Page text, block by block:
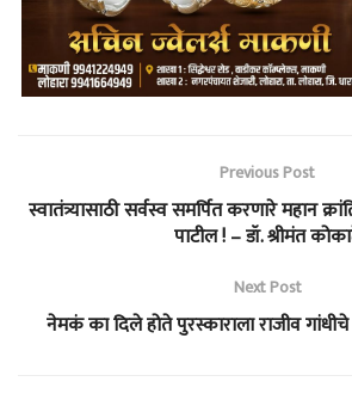
Previous Post
स्वातंत्र्यासाठी सर्वस्व समर्पित करणारे महान
पाटील ! – डॉ. श्रीमंत
Next Post
नेमकं का दिले होते पुरस्काराला राजीव